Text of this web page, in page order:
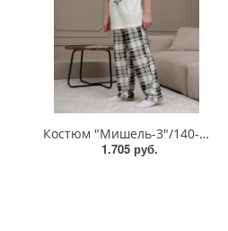
Костюм "Мишель-3"/140-170/КМ-217
1.705 руб.